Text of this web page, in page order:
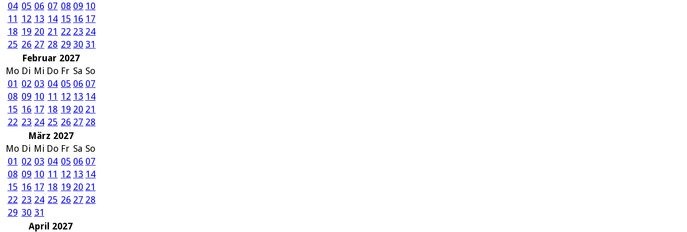
04 05 06 07 08 09 10
11 12 13 14 15 16 17
18 19 20 21 22 23 24
25 26 27 28 29 30 31
Februar 2027
Mo Di Mi Do Fr Sa So
01 02 03 04 05 06 07
08 09 10 11 12 13 14
15 16 17 18 19 20 21
22 23 24 25 26 27 28
März 2027
Mo Di Mi Do Fr Sa So
01 02 03 04 05 06 07
08 09 10 11 12 13 14
15 16 17 18 19 20 21
22 23 24 25 26 27 28
29 30 31
April 2027